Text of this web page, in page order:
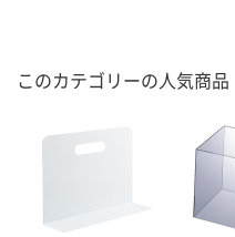
このカテゴリーの人気商品